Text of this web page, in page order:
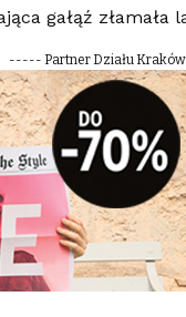
gałąź złamała
----- Partner Działu